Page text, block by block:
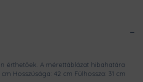
érthetőek. A mérettáblázat hibahatára
Hosszúsága: 42 cm Fülhossza: 31 cm